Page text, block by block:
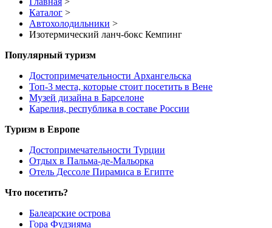
Каталог >
Автохолодильники >
Изотермический ланч-бокс Кемпинг
Популярный туризм
Достопримечательности Архангельска
Топ-3 места, которые стоит посетить в Вене
Музей дизайна в Барселоне
Карелия, республика в составе России
Туризм в Европе
Достопримечательности Турции
Отдых в Пальма-де-Мальорка
Отель Дессоле Пирамиса в Египте
Что посетить?
Балеарские острова
Гора Фудзияма